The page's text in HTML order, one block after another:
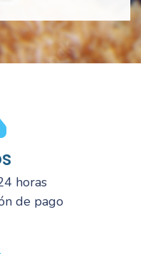
horas
de pago